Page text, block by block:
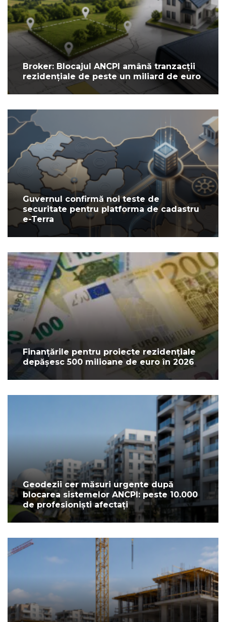
Broker: Blocajul ANCPI amână tranzacții
rezidențiale de peste un miliard de euro
Guvernul confirmă noi teste de
securitate pentru platforma de cadastru
e-Terra
Finanțările pentru proiecte rezidențiale
depășesc 500 milioane de euro în 2026
Geodezii cer măsuri urgente după
blocarea sistemelor ANCPI: peste 10.000
de profesioniști afectați